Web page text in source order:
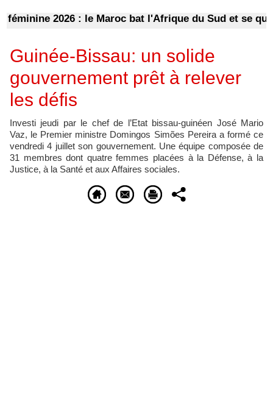
2026 : le Maroc bat l'Afrique du Sud et se
Guinée-Bissau: un solide
gouvernement prêt à relever
les défis
Investi jeudi par le chef de l’Etat bissau-guinéen José Mario
Vaz, le Premier ministre Domingos Simões Pereira a formé ce
vendredi 4 juillet son gouvernement. Une équipe composée de
31 membres dont quatre femmes placées à la Défense, à la
Justice, à la Santé et aux Affaires sociales.